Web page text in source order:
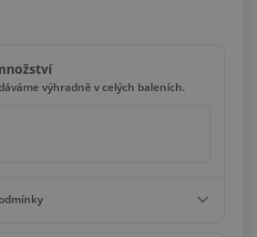
výhradně v celých baleních.